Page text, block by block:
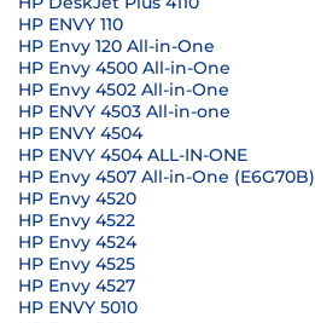
HP ENVY 110
HP Envy 120 All-in-One
HP Envy 4500 All-in-One
HP Envy 4502 All-in-One
HP ENVY 4503 All-in-one
HP ENVY 4504
HP ENVY 4504 ALL-IN-ONE
HP Envy 4507 All-in-One (E6G70B)
HP Envy 4520
HP Envy 4522
HP Envy 4524
HP Envy 4525
HP Envy 4527
HP ENVY 5010